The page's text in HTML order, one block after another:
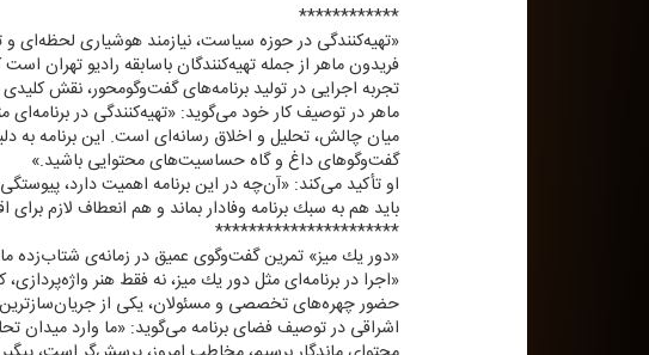
************
«تهیه‌كنندگی در حوزه سیاست، نیازمند هوشیاری لحظه‌ای
فریدون ماهر از جمله تهیه‌كنندگان باسابقه رادیو
تجربه اجرایی در تولید برنامه‌های گفت‌وگومحور، نقش
ماهر در توصیف كار خود می‌گوید: «تهیه‌كنندگی در
میان چالش، تحلیل و اخلاق رسانه‌ای است. این برنامه
گفت‌وگوهای داغ و گاه حساسیت‌های محتوایی باشید.»
او تأكید می‌كند: «آن‌چه در این برنامه اهمیت دارد،
باید هم به سبك برنامه وفادار بماند و هم انعطاف لازم برای
**********************
«دور یك میز» تمرین گفت‌وگوی عمیق در زمانه‌ی شتاب‌زده
«اجرا در برنامه‌ای مثل دور یك میز، نه فقط هنر
حضور چهره‌های تخصصی و مسئولان، یكی از
اشراقی در توصیف فضای برنامه می‌گوید: «ما وارد میدان